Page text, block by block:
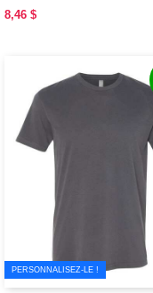
8,46 $
PERSONNALISEZ-LE !